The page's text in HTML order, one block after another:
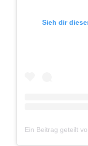
Sieh dir